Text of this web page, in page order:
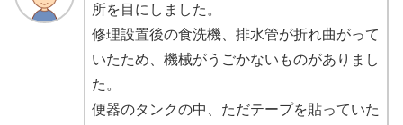
所を目にしました。
修理設置後の食洗機、排水管が折れ曲がって
いたため、機械がうごかないものがありまし
た。
便器のタンクの中、ただテープを貼っていた